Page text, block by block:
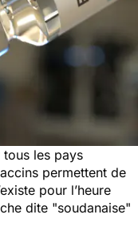
les pays
permettent de
pour l’heure
dite "soudanaise"